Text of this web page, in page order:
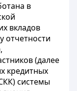
в
вкладов
отчетности
(далее
кредитных
системы